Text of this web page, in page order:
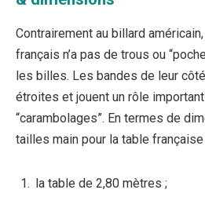
Contrairement au billard
français n’a pas de trous ou
les billes. Les bandes de leur
étroites et jouent un rôle
“carambolages”. En termes de
tailles main pour la table française
la table de 2,80 mètres ;